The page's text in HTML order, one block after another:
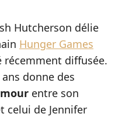
Hutcherson délie
Hunger Games
récemment diffusée.
donne des
entre son
celui de Jennifer